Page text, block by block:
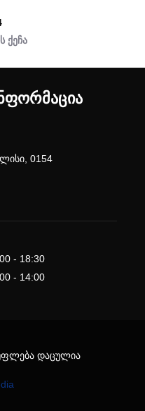
ქეჩა
0154
- 18:30
- 14:00
დაცულია